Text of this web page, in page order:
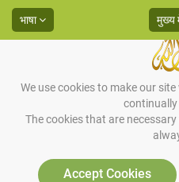
We use cookies to make our
continually
The cookies that are
Accept Cookies
भाषा मुख्य